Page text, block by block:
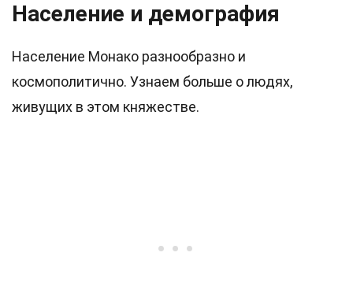
Население и демография
Население Монако разнообразно и
космополитично. Узнаем больше о людях,
живущих в этом княжестве.